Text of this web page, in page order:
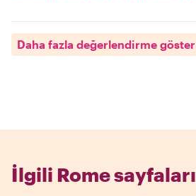
Daha fazla değerlendirme göster
İlgili Rome sayfaları